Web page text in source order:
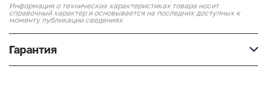
Информация о технических характеристиках товара носит
справочный характер и основывается на последних доступных к
моменту публикации сведениях
Гарантия